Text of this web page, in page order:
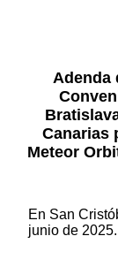
Adenda
Canarias
Meteor
En San
junio de 2025.